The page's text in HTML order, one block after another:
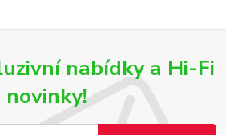
nabídky a Hi-Fi
novinky!